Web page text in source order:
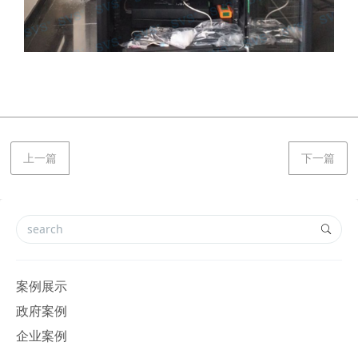
上一篇 下一篇
案例展示
政府案例
企业案例